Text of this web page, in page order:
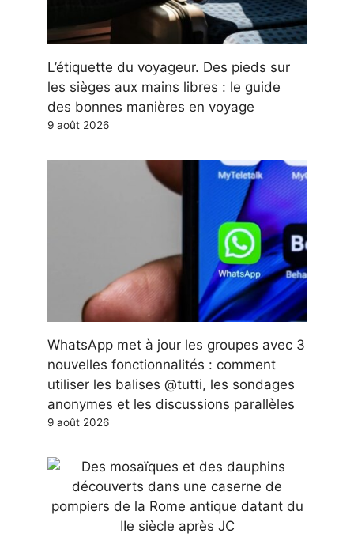
L’étiquette du voyageur. Des pieds sur
les sièges aux mains libres : le guide
des bonnes manières en voyage
9 août 2026
WhatsApp met à jour les groupes avec 3
nouvelles fonctionnalités : comment
utiliser les balises @tutti, les sondages
anonymes et les discussions parallèles
9 août 2026